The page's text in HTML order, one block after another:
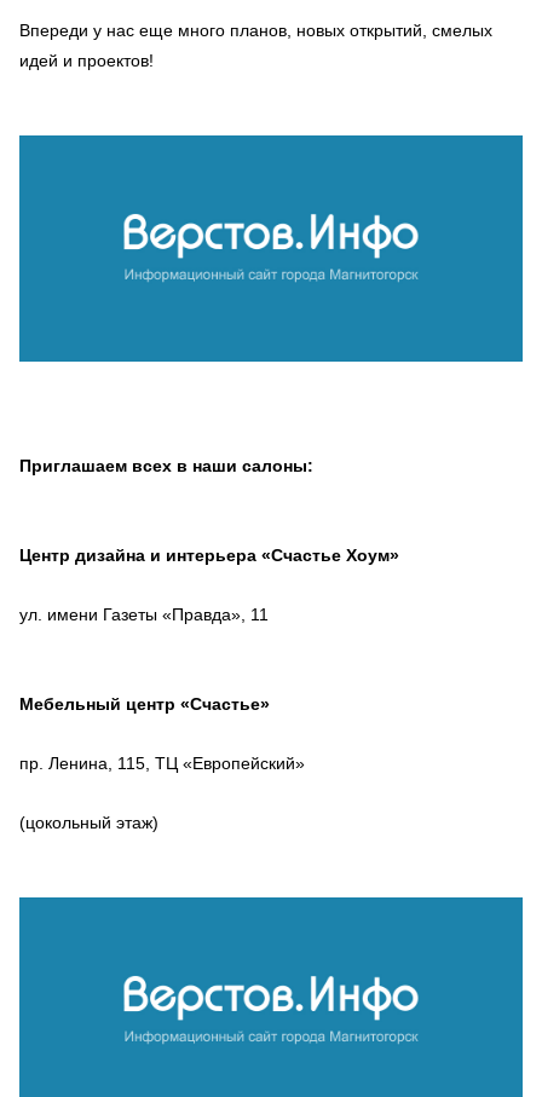
Впереди у нас еще много планов, новых открытий, смелых
идей и проектов!
Приглашаем всех в наши салоны:
Центр дизайна и интерьера «Счастье Хоум»
ул. имени Газеты «Правда», 11
Мебельный центр «Счастье»
пр. Ленина, 115, ТЦ «Европейский»
(цокольный этаж)